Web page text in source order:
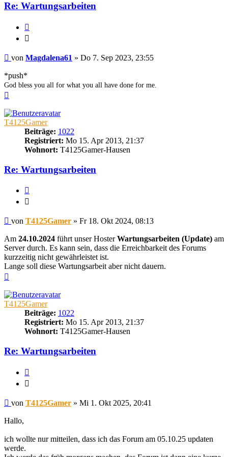
Re: Wartungsarbeiten
Beitrag
von Magdalena61 » Do 7. Sep 2023, 23:55
*push*
God bless you all for what you all have done for me.
T4125Gamer
Beiträge: 1022
Registriert: Mo 15. Apr 2013, 21:37
Wohnort: T4125Gamer-Hausen
Re: Wartungsarbeiten
Beitrag
von T4125Gamer » Fr 18. Okt 2024, 08:13
Am 24.10.2024 führt unser HosterWartungsarbeiten (Update) am
Server durch. Es kann sein, dass die Erreichbarkeit des Forums
kurzzeitig nicht gewährleistet ist.
Lange soll diese Wartungsarbeit aber nicht dauern.
T4125Gamer
Beiträge: 1022
Registriert: Mo 15. Apr 2013, 21:37
Wohnort: T4125Gamer-Hausen
Re: Wartungsarbeiten
Beitrag
von T4125Gamer » Mi 1. Okt 2025, 20:41
Hallo,
ich wollte nur mitteilen, dass ich das Forum am 05.10.25 updaten
werde.